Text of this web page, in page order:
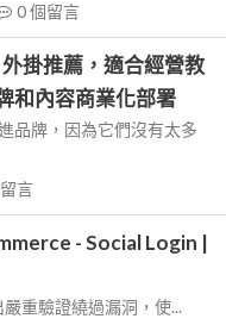
0個留言
掛推薦，適合經營教
和內容商業化部署
品牌，因為它們沒有太多
言
- Social Login |
重驗證繞過漏洞，使...